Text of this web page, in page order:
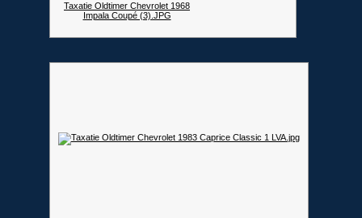
Taxatie Oldtimer Chevrolet 1968
Impala Coupé (3).JPG